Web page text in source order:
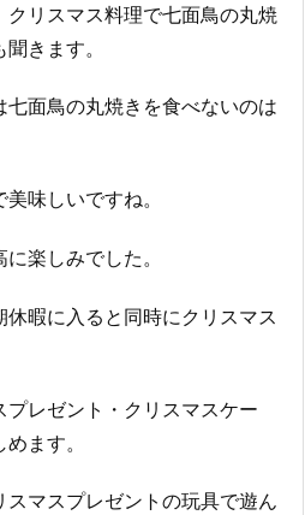
リスマス料理で七面鳥の丸焼
きます。
面鳥の丸焼きを食べないのは
味しいですね。
楽しみでした。
暇に入ると同時にクリスマス
レゼント・クリスマスケー
ます。
マスプレゼントの玩具で遊ん